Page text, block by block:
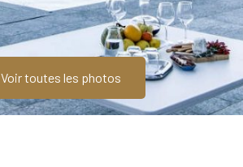
Voir toutes les photos